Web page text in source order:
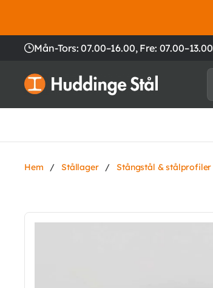
Mån-Tors: 07.00–16.00, Fre: 07.00–13.00
Hem / Stållager / Stångstål & stålprofiler